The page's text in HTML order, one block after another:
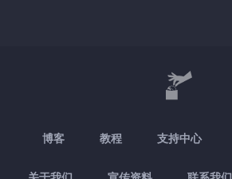
博客 教程 支持中心